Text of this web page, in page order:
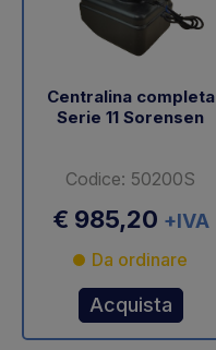
Centralina completa
Serie 11 Sorensen
Codice: 50200S
€ 985,20 +IVA
Da ordinare
Acquista